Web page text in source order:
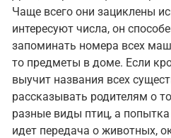
Чаще всего они зациклены
интересуют числа, он
запоминать номера всех
то предметы в доме. Если
выучит названия всех
рассказывать родителям о
разные виды птиц, а попытка
идет передача о животных,